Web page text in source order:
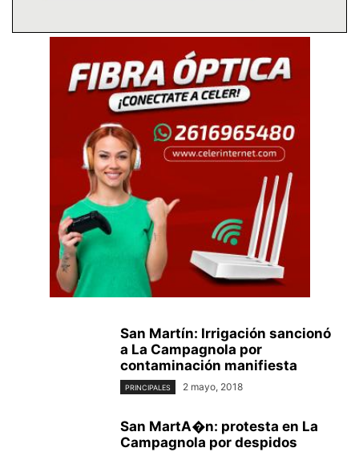
San Martín: Irrigación sancionó
a La Campagnola por
contaminación manifiesta
PRINCIPALES 2 mayo, 2018
San MartA�n: protesta en La
Campagnola por despidos